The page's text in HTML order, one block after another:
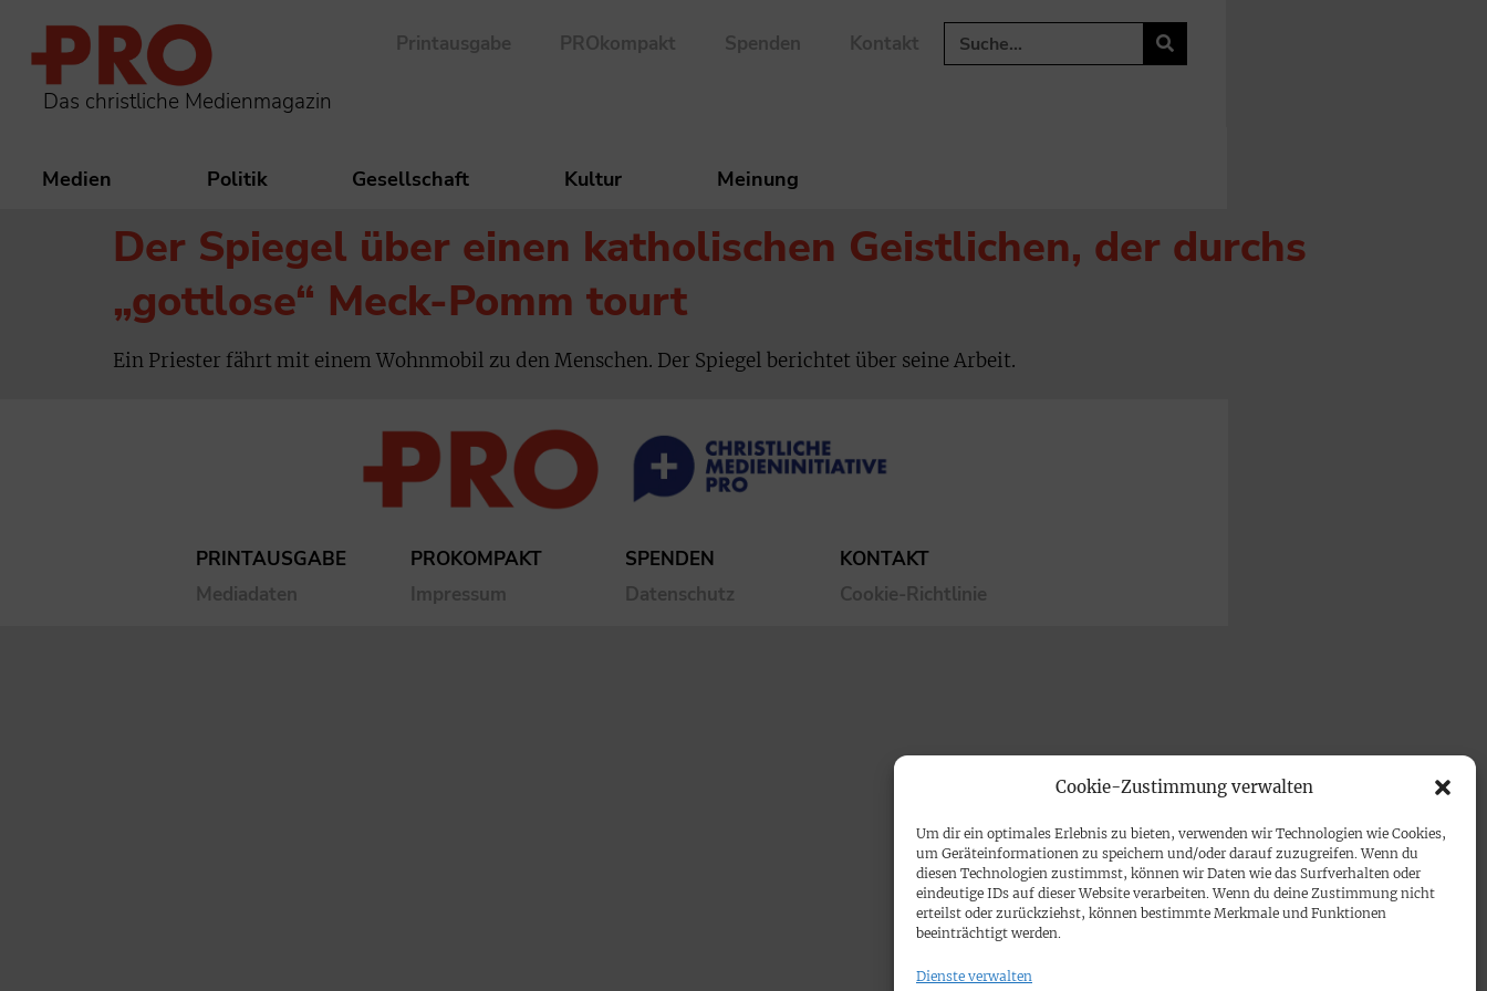
Cookie-Zustimmung verwalten
Um dir ein optimales Erlebnis zu bieten, verwenden wir Technologien wie Cookies,
um Geräteinformationen zu speichern und/oder darauf zuzugreifen. Wenn du
diesen Technologien zustimmst, können wir Daten wie das Surfverhalten oder
eindeutige IDs auf dieser Website verarbeiten. Wenn du deine Zustimmung nicht
erteilst oder zurückziehst, können bestimmte Merkmale und Funktionen
beeinträchtigt werden.
Dienste verwalten
Das christliche Medienmagazin
Printausgabe PROkompakt Spenden Kontakt
Medien Politik Gesellschaft Kultur Meinung
Der Spiegel über einen katholischen Geistlichen, der durchs
„gottlose“ Meck-Pomm tourt
Ein Priester fährt mit einem Wohnmobil zu den Menschen. Der Spiegel berichtet über seine Arbeit.
PRINTAUSGABE
Mediadaten
PROKOMPAKT
Impressum
SPENDEN
Datenschutz
KONTAKT
Cookie-Richtlinie